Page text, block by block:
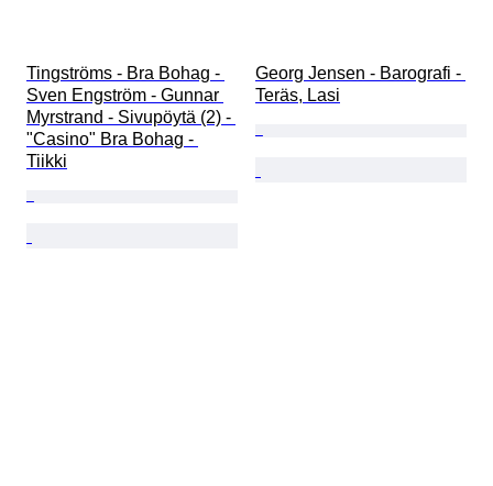
Tingströms - Bra Bohag -
Sven Engström - Gunnar
Myrstrand - Sivupöytä (2) -
"Casino" Bra Bohag -
Tiikki
Georg Jensen - Barografi -
Teräs, Lasi